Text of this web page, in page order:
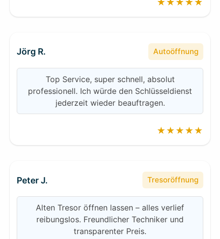
★★★★★
Jörg R. Autoöffnung
Top Service, super schnell, absolut
professionell. Ich würde den Schlüsseldienst
jederzeit wieder beauftragen.
★★★★★
Peter J. Tresoröffnung
Alten Tresor öffnen lassen – alles verlief
reibungslos. Freundlicher Techniker und
transparenter Preis.